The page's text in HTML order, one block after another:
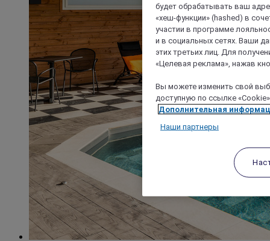
будет обрабатывать ваш
«хеш-функции» (hashed) в
участии в программе
и в социальных сетях. Ваши
этих третьих лиц. Для
«Целевая реклама», нажав
Вы можете изменить свой
доступную по ссылке
Дополнительная
Наши партнеры